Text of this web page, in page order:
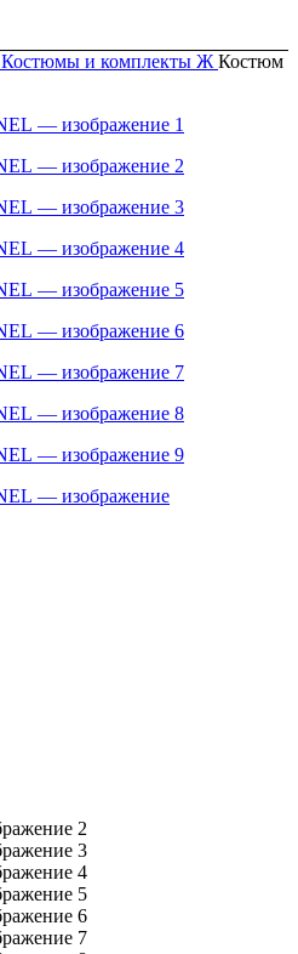
Костюмы и комплекты Ж Костюм